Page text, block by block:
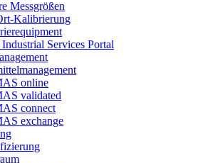
Messgrößen
Kalibrierung
Industrial Services Portal
online
validated
connect
exchange